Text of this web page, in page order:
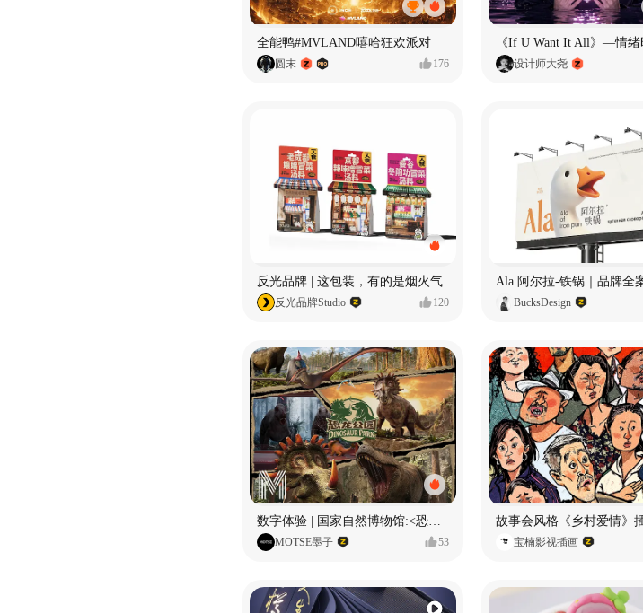
全能鸭#MVLAND嘻哈狂欢派对
圆末 176 设计师大尧
反光品牌 | 这包装，有的是烟火气
反光品牌Studio 120 BucksDesign
MOTSE墨子 53
故事会风格《乡村爱情》
宝楠影视插画